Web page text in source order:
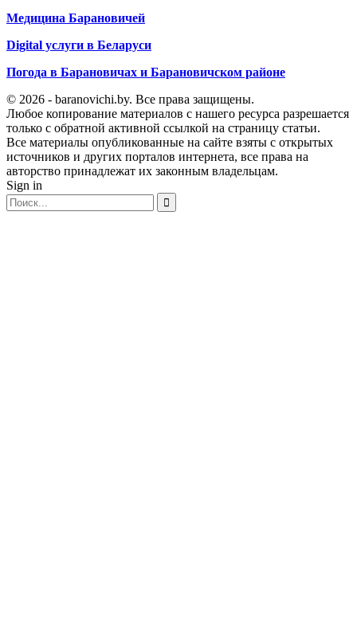
Медицина Барановичей
Digital услуги в Беларуси
Погода в Барановичах и Барановичском районе
© 2026 - baranovichi.by. Все права защищены.
Любое копирование материалов с нашего ресурса разрешается
только с обратной активной ссылкой на страницу статьи.
Все материалы опубликованные на сайте взяты с открытых
источников и других порталов интернета, все права на
авторство принадлежат их законным владельцам.
Sign in